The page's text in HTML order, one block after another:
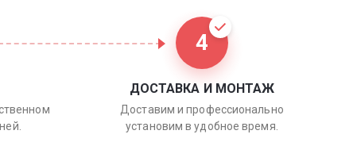
4
ДОСТАВКА И МОНТАЖ
Доставим и профессионально
установим в удобное время.